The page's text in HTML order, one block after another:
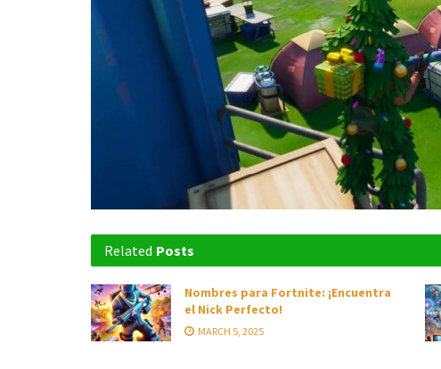
Related Posts
Nombres para Fortnite: ¡Encuentra
el Nick Perfecto!
MARCH 5, 2025